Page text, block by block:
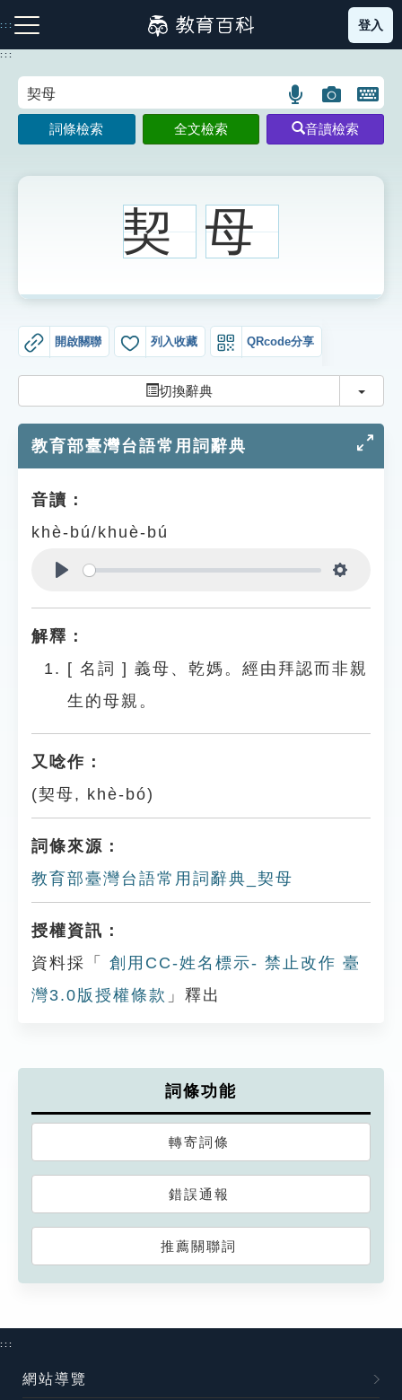
到
主
:::
注音索引圖示 筆畫索引圖示 部首索引表圖示
生字詞彙表
知識索引
遊戲專區
貓頭鷹博士
登入
:::
語
言
搜
圖
片
搜
開
鍵
圖
詞條檢索 全文檢索 音讀檢索
契 母
開啟關聯 列入收藏 QRcode分享
切換辭典 切換
教育部臺灣台語常用詞辭典
音讀：
khè-bú/khuè-bú
解釋：
[ 名詞 ] 義母、乾媽。經由拜認而非親
生的母親。
又唸作：
(契母, khè-bó)
詞條來源：
教育部臺灣台語常用詞辭典_契母
授權資訊：
資料採「
創用CC-姓名標示- 禁止改作 臺
灣3.0版授權條款 」釋出
詞條功能
轉寄詞條
錯誤通報
推薦關聯詞
:::
網站導覽